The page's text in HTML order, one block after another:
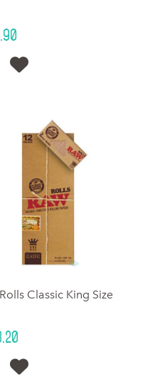

Classic King Size
